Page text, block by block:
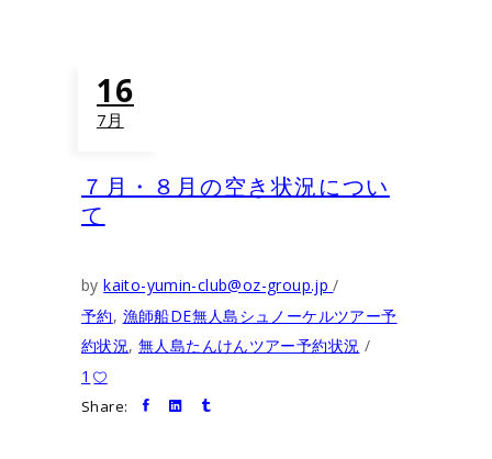
16
7月
７月・８月の空き状況につい
て
bykaito-yumin-club@oz-group.jp
予約, 漁師船DE無人島シュノーケルツアー予
約状況, 無人島たんけんツアー予約状況
1
Share: